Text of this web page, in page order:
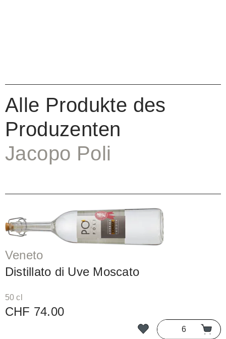
Alle Produkte des
Produzenten
Jacopo Poli
Veneto
Distillato di Uve Moscato
50 cl
CHF 74.00